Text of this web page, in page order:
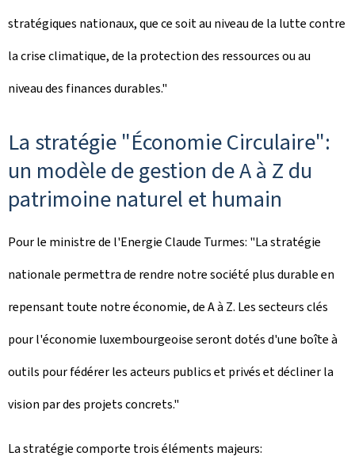
stratégiques nationaux, que ce soit au niveau de la lutte contre
la crise climatique, de la protection des ressources ou au
niveau des finances durables."
La stratégie "Économie Circulaire":
un modèle de gestion de A à Z du
patrimoine naturel et humain
Pour le ministre de l'Energie Claude Turmes: "La stratégie
nationale permettra de rendre notre société plus durable en
repensant toute notre économie, de A à Z. Les secteurs clés
pour l'économie luxembourgeoise seront dotés d'une boîte à
outils pour fédérer les acteurs publics et privés et décliner la
vision par des projets concrets."
La stratégie comporte trois éléments majeurs: